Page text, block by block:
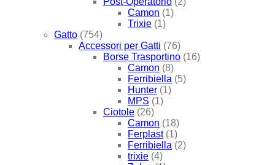
Camon (1)
Trixie (1)
Gatto (754)
Accessori per Gatti (76)
Borse Trasportino (16)
Camon (8)
Ferribiella (5)
Hunter (1)
MPS (1)
Ciotole (26)
Camon (18)
Ferplast (1)
Ferribiella (2)
trixie (4)